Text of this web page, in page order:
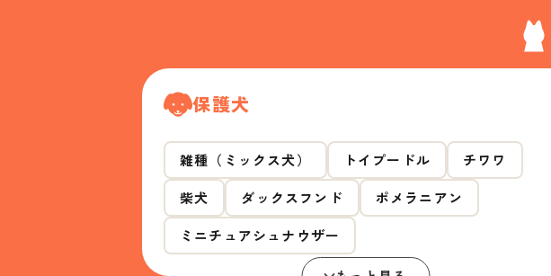
保護犬
雑種（ミックス犬） トイプードル
チワワ
柴犬
ダックスフンド
ポメラニアン
ミニチュアシュナウザー